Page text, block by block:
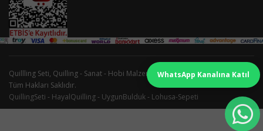
Quillling Seti, Quilling - Sanat - Hobi Malzemeleri İmalatı ve Satışı © 2026 -
Tüm Hakları Saklıdır.
QuillingSeti - HayalQuilling- UygunBulduk- Lohusa-Sepeti
WhatsApp Kanalına Katıl